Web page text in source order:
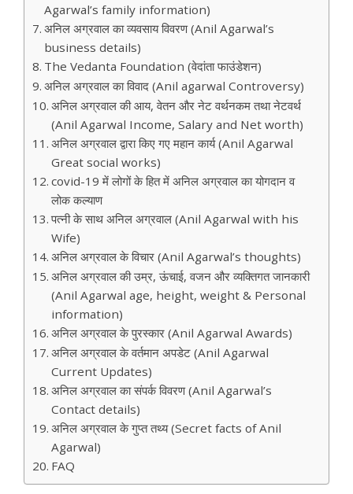
Agarwal’s family information)
अनिल अग्रवाल का व्यवसाय विवरण (Anil Agarwal’s
business details)
The Vedanta Foundation (वेदांता फाउंडेशन)
अनिल अग्रवाल का विवाद (Anil agarwal Controversy)
अनिल अग्रवाल की आय, वेतन और नेट वर्थनकम तथा नेटवर्थ
(Anil Agarwal Income, Salary and Net worth)
अनिल अग्रवाल द्वारा किए गए महान कार्य (Anil Agarwal
Great social works)
covid-19 में लोगों के हित में अनिल अग्रवाल का योगदान व
लोक कल्याण
पत्नी के साथ अनिल अग्रवाल (Anil Agarwal with his
Wife)
अनिल अग्रवाल के विचार (Anil Agarwal’s thoughts)
अनिल अग्रवाल की उम्र, ऊंचाई, वजन और व्यक्तिगत जानकारी
(Anil Agarwal age, height, weight & Personal
information)
अनिल अग्रवाल के पुरस्कार (Anil Agarwal Awards)
अनिल अग्रवाल के वर्तमान अपडेट (Anil Agarwal
Current Updates)
अनिल अग्रवाल का संपर्क विवरण (Anil Agarwal’s
Contact details)
अनिल अग्रवाल के गुप्त तथ्य (Secret facts of Anil
Agarwal)
FAQ